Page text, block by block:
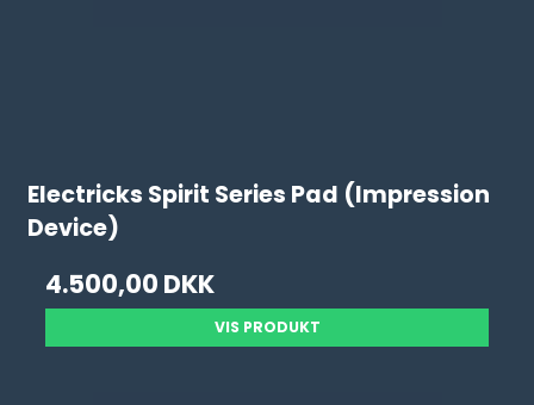
Electricks Spirit Series Pad (Impression
Device)
4.500,00 DKK
VIS PRODUKT